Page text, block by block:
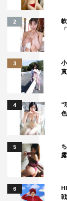
2
3
4
“
5
6